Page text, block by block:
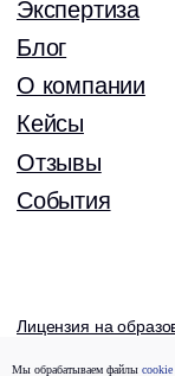
Мы обрабатываем файлы cookie